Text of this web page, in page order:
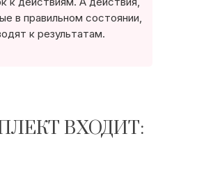
в правильном состоянии,
к результатам.
ВХОДИТ: